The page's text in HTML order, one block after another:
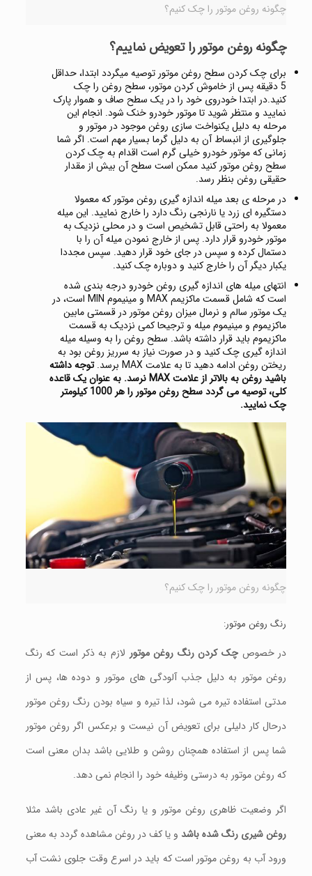
چگونه روغن موتور را چک کنیم؟
چگونه روغن موتور را تعویض نماییم؟
برای چک کردن سطح روغن موتور توصیه میگردد ابتدا، حداقل
5 دقیقه پس از خاموش کردن موتور، سطح روغن را چک
کنید.در ابتدا خودروی خود را در یک سطح صاف و هموار پارک
نمایید و منتظر شوید تا موتور خودرو خنک شود. انجام این
مرحله به دلیل یکنواخت سازی روغن موجود در موتور و
جلوگیری از انبساط آن به دلیل گرما بسیار مهم است. اگر شما
زمانی که موتور خودرو خیلی گرم است اقدام به چک کردن
سطح روغن موتور کنید ممکن است سطح آن بیش از مقدار
حقیقی روغن بنظر رسد.
در مرحله ی بعد میله اندازه گیری روغن موتور که معمولا
دستگیره ای زرد یا نارنجی رنگ دارد را خارج نمایید. این میله
معمولا به راحتی قابل تشخیص است و در محلی نزدیک به
موتور خودرو قرار دارد. پس از خارج نمودن میله آن را با
دستمال کرده و سپس در جای خود قرار دهید. سپس مجددا
یکبار دیگر آن را خارج کنید و دوباره چک کنید.
انتهای میله های اندازه گیری روغن خودرو درجه بندی شده
است که شامل قسمت ماکزیمم MAX و مینیموم MIN است، در
یک موتور سالم و نرمال میزان روغن موتور در قسمتی مابین
ماکزیموم و مینیموم میله و ترجیحا کمی نزدیک به قسمت
ماکزیموم باید قرار داشته باشد. سطح روغن را به وسیله میله
اندازه گیری چک کنید و در صورت نیاز به سرریز روغن بود به
ریختن روغن ادامه دهید تا به علامت MAX برسد.
توجه داشته
باشید روغن به بالاتر از علامت MAX نرسد. به عنوان یک قاعده
کلی، توصیه می گردد سطح روغن موتور را هر 1000 کیلومتر
چک نمایید.
چگونه روغن موتور را چک کنیم؟
رنگ روغن موتور:
در خصوصچک کردن رنگ روغن موتورلازم به ذکر است که رنگ
روغن موتور به دلیل جذب آلودگی های موتور و دوده ها، پس از
مدتی استفاده تیره می شود، لذا تیره و سیاه بودن رنگ روغن موتور
درحال کار دلیلی برای تعویض آن نیست و برعکس اگر روغن موتور
شما پس از استفاده همچنان روشن و طلایی باشد بدان معنی است
که روغن موتور به درستی وظیفه خود را انجام نمی دهد.
اگر وضعیت ظاهری روغن موتور و یا رنگ آن غیر عادی باشد مثلا
روغن شیری رنگ شده باشد و یا کف در روغن مشاهده گردد به معنی
ورود آب به روغن موتور است که باید در اسرع وقت جلوی نشت آب